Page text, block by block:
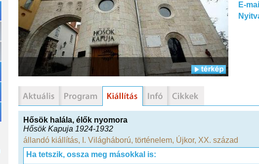
E-
Hősök halála, élők nyomora
Hősök Kapuja 1924-1932
állandó kiállítás, I. Világháború, történelem, Újkor, XX. század
Ha tetszik, ossza meg másokkal is: